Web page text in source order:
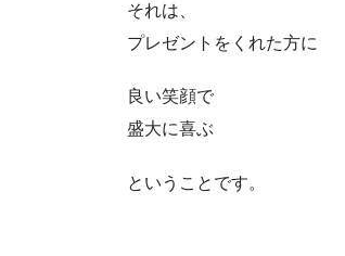
それは、
プレゼントをくれた方に
良い笑顔で
盛大に喜ぶ
ということです。